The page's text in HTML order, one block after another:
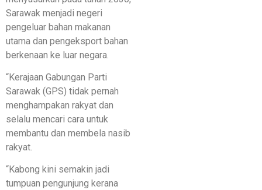
Sarawak menjadi negeri
pengeluar bahan makanan
utama dan pengeksport bahan
berkenaan ke luar negara.
“Kerajaan Gabungan Parti
Sarawak (GPS) tidak pernah
menghampakan rakyat dan
selalu mencari cara untuk
membantu dan membela nasib
rakyat.
“Kabong kini semakin jadi
tumpuan pengunjung kerana